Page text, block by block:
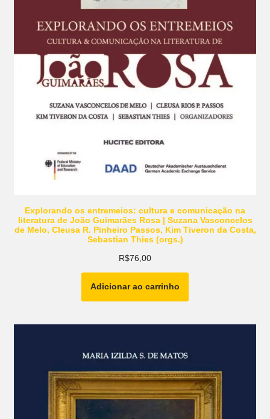
Explorando os entremeios: cultura e comunicação na
literatura de João Guimarães Rosa | Suzana Vasconcelos
de Melo, Cleusa R. Pinheiro Passos, Kim Tiveron da Costa,
Sebastian Thies (orgs.)
R$76,00
Adicionar ao carrinho